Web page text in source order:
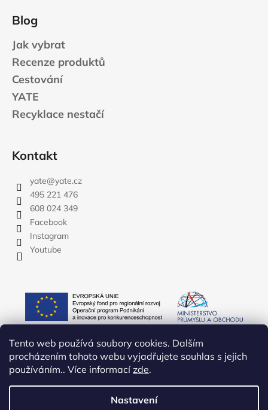
Tento web používá soubory cookies. Dalším
procházením tohoto webu vyjadřujete souhlas s jejich
používáním.. Více informacízde.
Nastavení
Blog
Jak vybrat
Recenze produktů
Cestování
YATE
Recyklace nestačí
Kontakt
yate@yate.cz
495 221 476
608 024 349
Facebook
Instagram
Youtube